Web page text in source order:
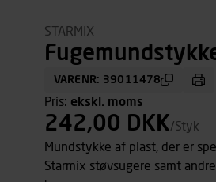
STARMIX
VARENR: 39011478
Pris: ekskl. moms
242,00 DKK/Styk
Mundstykke af plast, der er
Starmix støvsugere samt